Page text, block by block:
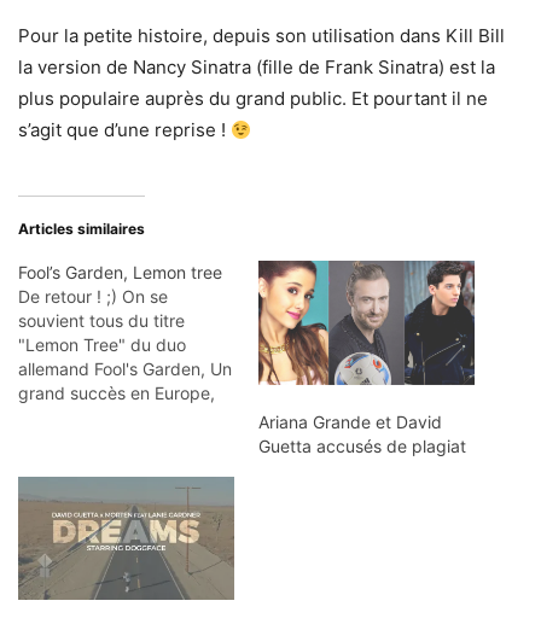
Pour la petite histoire, depuis son utilisation dans Kill Bill
la version de Nancy Sinatra (fille de Frank Sinatra) est la
plus populaire auprès du grand public. Et pourtant il ne
s’agit que d’une reprise !
Articles similaires
Fool’s Garden, Lemon tree
De retour ! ;) On se
souvient tous du titre
"Lemon Tree" du duo
allemand Fool's Garden, Un
grand succès en Europe,
mais on peut trouver une
coincidence avec le
morceau "Lady Bird"
(1967) de Nancy…
Ariana Grande et David
Guetta accusés de plagiat